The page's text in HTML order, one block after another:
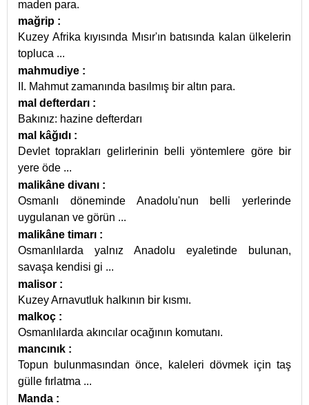
maden para.
mağrip :
Kuzey Afrika kıyısında Mısır'ın batısında kalan ülkelerin
topluca ...
mahmudiye :
II. Mahmut zamanında basılmış bir altın para.
mal defterdarı :
Bakınız: hazine defterdarı
mal kâğıdı :
Devlet toprakları gelirlerinin belli yöntemlere göre bir
yere öde ...
malikâne divanı :
Osmanlı döneminde Anadolu'nun belli yerlerinde
uygulanan ve görün ...
malikâne timarı :
Osmanlılarda yalnız Anadolu eyaletinde bulunan,
savaşa kendisi gi ...
malisor :
Kuzey Arnavutluk halkının bir kısmı.
malkoç :
Osmanlılarda akıncılar ocağının komutanı.
mancınık :
Topun bulunmasından önce, kaleleri dövmek için taş
gülle fırlatma ...
Manda :